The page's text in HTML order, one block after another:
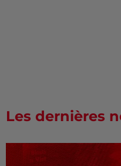
Les dernières